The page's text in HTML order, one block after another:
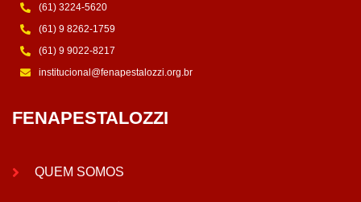
(61) 3224-5620
(61) 9 8262-1759
(61) 9 9022-8217
institucional@fenapestalozzi.org.br
FENAPESTALOZZI
QUEM SOMOS